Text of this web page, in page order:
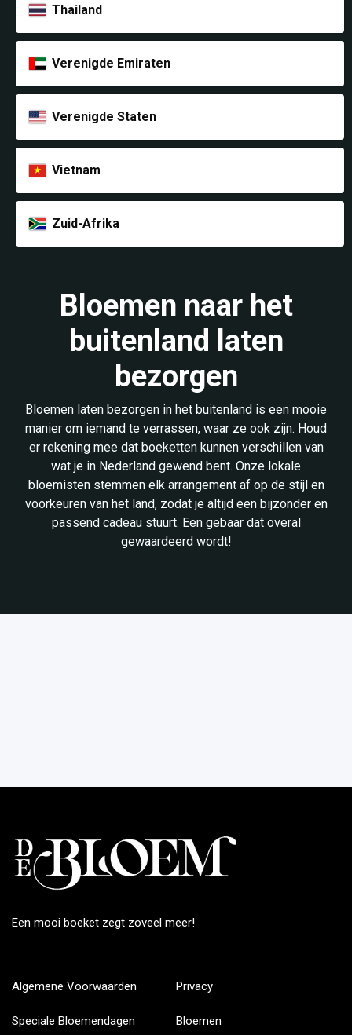
Thailand
Verenigde Emiraten
Verenigde Staten
Vietnam
Zuid-Afrika
Bloemen naar het
buitenland laten
bezorgen
Bloemen laten bezorgen in het buitenland is een mooie
manier om iemand te verrassen, waar ze ook zijn. Houd
er rekening mee dat boeketten kunnen verschillen van
wat je in Nederland gewend bent. Onze lokale
bloemisten stemmen elk arrangement af op de stijl en
voorkeuren van het land, zodat je altijd een bijzonder en
passend cadeau stuurt. Een gebaar dat overal
gewaardeerd wordt!
Een mooi boeket zegt zoveel meer!
Algemene Voorwaarden Privacy
Speciale Bloemendagen Bloemen